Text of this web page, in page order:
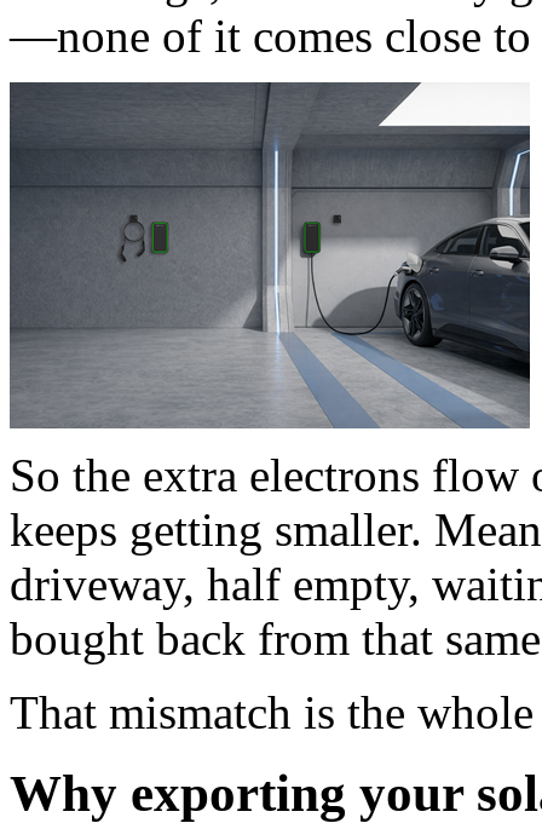
—none of it comes close
So the extra electrons
keeps getting smaller.
driveway, half empty,
bought back from that
That mismatch is the
Why exporting your